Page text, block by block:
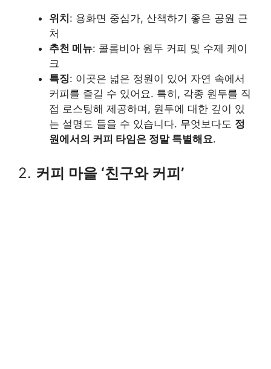
위치 : 용화면 중심가, 산책하기 좋은 공원 근
처
추천 메뉴: 콜롬비아 원두 커피 및 수제 케이
크
특징: 이곳은 넓은 정원이 있어 자연 속에서
커피를 즐길 수 있어요. 특히, 각종 원두를 직
접 로스팅해 제공하며, 원두에 대한 깊이 있
는 설명도 들을 수 있습니다. 무엇보다도 정
원에서의 커피 타임은 정말 특별해요.
2. 커피 마을 ‘친구와 커피’